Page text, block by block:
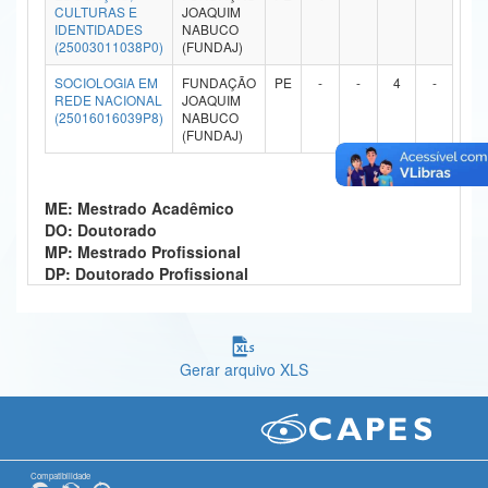
Ministério da Ciência, Tecnologia, Inovações e Comunicações
Ministério do Meio Ambiente
Ministério do Turismo
Ministério do Desenvolvimento Regional
Controladoria-Geral da União
Ministério da Mulher, da Família e dos Direitos Humanos
Secretaria-Geral
Gabinete de Segurança Institucional
Banco Central do Brasil
CULTURAS E
IDENTIDADES
(25003011038P0)
JOAQUIM
NABUCO
(FUNDAJ)
SOCIOLOGIA EM
REDE NACIONAL
(25016016039P8)
FUNDAÇÃO
JOAQUIM
NABUCO
(FUNDAJ)
PE - - 4 -
ME: Mestrado Acadêmico
DO: Doutorado
MP: Mestrado Profissional
DP: Doutorado Profissional
Gerar arquivo XLS
Compatibilidade